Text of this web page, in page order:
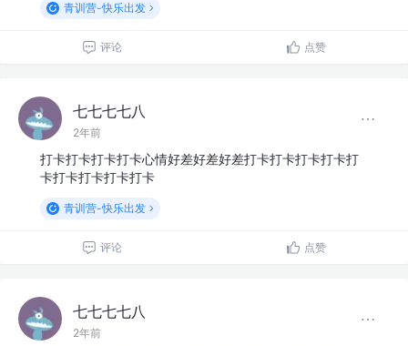
青训营-快乐出发
评论 点赞
七七七七八
2年前
打卡打卡打卡打卡心情好差好差好差打卡打卡打卡打卡打
卡打卡打卡打卡打卡
青训营-快乐出发
评论 点赞
七七七七八
2年前